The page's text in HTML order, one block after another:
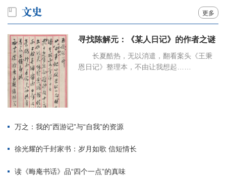
更多
寻找陈解元：《某人日记》的作者之谜
长夏酷热，无以消遣，翻看案头《王秉
恩日记》整理本，不由让我想起……
万之：我的“西游记”与“自我”的资源
徐光耀的千封家书：岁月如歌 信短情长
读《晦庵书话》品“四个一点”的真味